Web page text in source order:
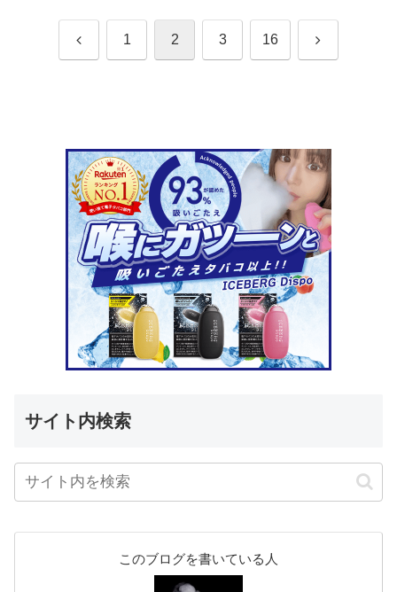
前 1 2 3 16 次
サイト内検索
このブログを書いている人